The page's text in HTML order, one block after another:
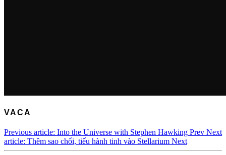
VACA
Previous article: Into the Universe with Stephen Hawking Prev Next
article: Thêm sao chổi, tiểu hành tinh vào Stellarium Next